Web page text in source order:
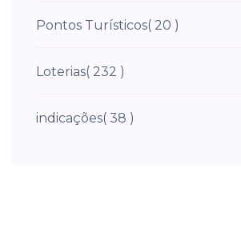
Pontos Turísticos( 20 )
Loterias( 232 )
indicações( 38 )